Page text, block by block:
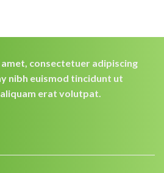
consectetuer adipiscing
nibh euismod tincidunt ut
erat volutpat.